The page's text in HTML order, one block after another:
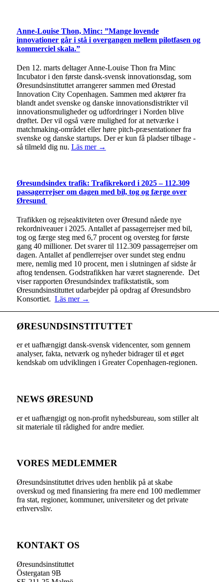
Anne-Louise Thon, Minc: ”Mange lovende
innovationer går i stå i overgangen mellem pilotfasen og
kommerciel skala.”
Den 12. marts deltager Anne-Louise Thon fra Minc
Incubator i den første dansk-svensk innovationsdag, som
Øresundsinstituttet arrangerer sammen med Ørestad
Innovation City Copenhagen. Sammen med aktører fra
blandt andet svenske og danske innovationsdistrikter vil
innovationsmuligheder og udfordringer i Norden blive
drøftet. Der vil også være mulighed for at netværke i
matchmaking-området eller høre pitch-præsentationer fra
svenske og danske startups. Der er kun få pladser tilbage -
så tilmeld dig nu. Läs mer →
Øresundsindex trafik: Trafikrekord i 2025 – 112.309
passagerrejser om dagen med bil, tog og færge over
Øresund
Trafikken og rejseaktiviteten over Øresund nåede nye
rekordniveauer i 2025. Antallet af passagerrejser med bil,
tog og færge steg med 6,7 procent og oversteg for første
gang 40 millioner. Det svarer til 112.309 passagerrejser om
dagen. Antallet af pendlerrejser over sundet steg endnu
mere, nemlig med 10 procent, men i slutningen af sidste år
aftog tendensen. Godstrafikken har været stagnerende. Det
viser rapporten Øresundsindex trafikstatistik, som
Øresundsinstituttet udarbejder på opdrag af Øresundsbro
Konsortiet. Läs mer →
ØRESUNDSINSTITUTTET
er et uafhængigt dansk-svensk videncenter, som gennem
analyser, fakta, netværk og nyheder bidrager til et øget
kendskab om udviklingen i Greater Copenhagen-regionen.
NEWS ØRESUND
er et uafhængigt og non-profit nyhedsbureau, som stiller alt
sit materiale til rådighed for andre medier.
VORES MEDLEMMER
Øresundsinstituttet drives uden henblik på at skabe
overskud og med finansiering fra mere end 100 medlemmer
fra stat, regioner, kommuner, universiteter og det private
erhvervsliv.
KONTAKT OS
Øresundsinstituttet
Östergatan 9B